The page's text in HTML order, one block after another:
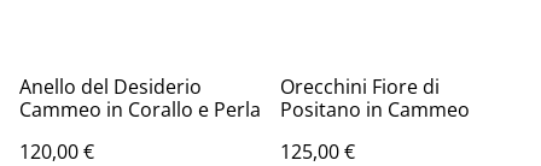
Anello del Desiderio
Cammeo in Corallo e Perla
120,00 €
Orecchini Fiore di
Positano in Cammeo
125,00 €